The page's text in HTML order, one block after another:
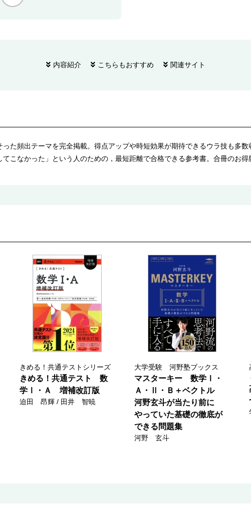
内容紹介 こちらもおすすめ 関連サイト
た頻出テーマを完全掲載。得点アップや時短効果が期待できるウラ技も多
こなかった」という人のための，最短距離で合格できる参考書。合冊のお得
きめる！共通テストシリーズ
きめる！共通テスト 数
学Ⅰ・Ａ 増補改訂版
迫田 昂輝 / 田井 智暁
大学受験 河野塾ブックス
マスターキー 数学Ⅰ・
Ａ・Ⅱ・Ｂ＋ベクトル
河野玄斗が当たり前に
やっていた基礎の徹底が
できる問題集
河野 玄斗